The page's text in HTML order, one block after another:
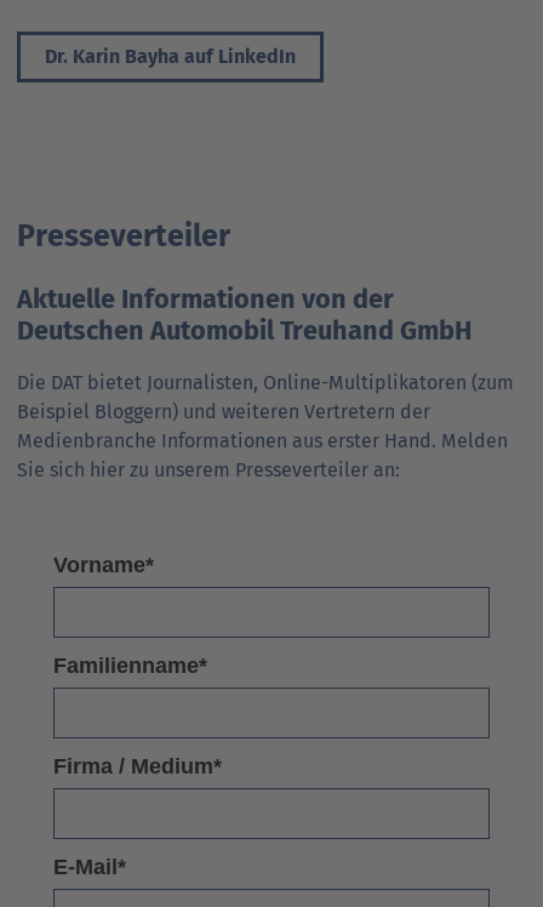
Dr. Karin Bayha auf LinkedIn
Presseverteiler
Aktuelle Informationen von der
Deutschen Automobil Treuhand GmbH
Die DAT bietet Journalisten, Online-Multiplikatoren (zum
Beispiel Bloggern) und weiteren Vertretern der
Medienbranche Informationen aus erster Hand. Melden
Sie sich hier zu unserem Presseverteiler an:
Vorname*
Familienname*
Firma / Medium*
E-Mail*